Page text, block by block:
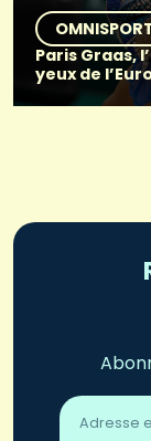
Paris Graas,
yeux de
Adresse
email